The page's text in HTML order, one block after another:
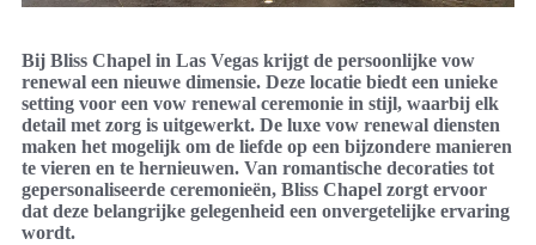
Bij Bliss Chapel in Las Vegas krijgt de persoonlijke vow
renewal een nieuwe dimensie. Deze locatie biedt een unieke
setting voor een vow renewal ceremonie in stijl, waarbij elk
detail met zorg is uitgewerkt. De luxe vow renewal diensten
maken het mogelijk om de liefde op een bijzondere manieren
te vieren en te hernieuwen. Van romantische decoraties tot
gepersonaliseerde ceremonieën, Bliss Chapel zorgt ervoor
dat deze belangrijke gelegenheid een onvergetelijke ervaring
wordt.